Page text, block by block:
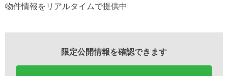
物件情報をリアルタイムで提供中
限定公開情報を確認できます